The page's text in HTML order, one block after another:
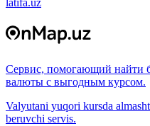
latifa.uz
Сервис, помогающий найти
валюты с выгодным курсом.
Valyutani yuqori kursda
beruvchi servis.